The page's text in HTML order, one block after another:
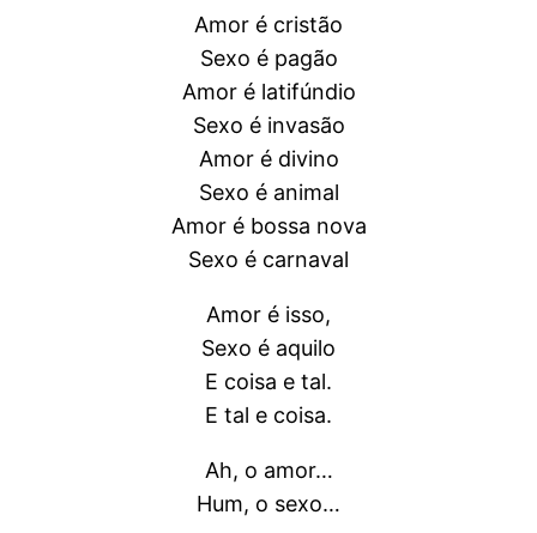
Amor é cristão
Sexo é pagão
Amor é latifúndio
Sexo é invasão
Amor é divino
Sexo é animal
Amor é bossa nova
Sexo é carnaval
Amor é isso,
Sexo é aquilo
E coisa e tal.
E tal e coisa.
Ah, o amor…
Hum, o sexo…